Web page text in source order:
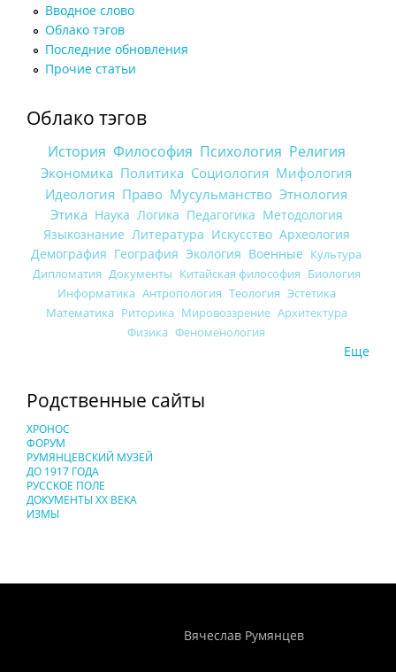
Вводное слово
Облако тэгов
Последние обновления
Прочие статьи
Облако тэгов
История Философия Психология Религия
Экономика Политика Социология Мифология
Идеология Право Мусульманство Этнология
Этика Наука Логика Педагогика Методология
Языкознание Литература Искусство Археология
Демография География Экология Военные Культура
Дипломатия Документы Китайская философия Биология
Информатика Антропология Теология Эстетика
Математика Риторика Мировоззрение Архитектура
Физика Феноменология
Еще
Родственные сайты
ХРОНОС
ФОРУМ
РУМЯНЦЕВСКИЙ МУЗЕЙ
ДО 1917 ГОДА
РУССКОЕ ПОЛЕ
ДОКУМЕНТЫ XX ВЕКА
ИЗМЫ
Вячеслав Румянцев